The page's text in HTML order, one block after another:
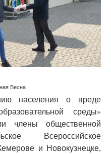
Весна
населения о вреде
среды»
члены общественной
Всероссийское
и Новокузнецке,